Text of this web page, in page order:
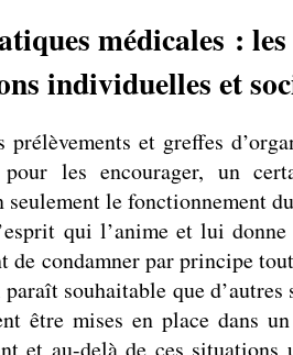
médicales :
individuelles et
et greffes
les encourager, un
seulement le fonctionnement
qui l’anime et lui
de condamner par principe
paraît souhaitable que
être mises en place dans
et au-delà de ces